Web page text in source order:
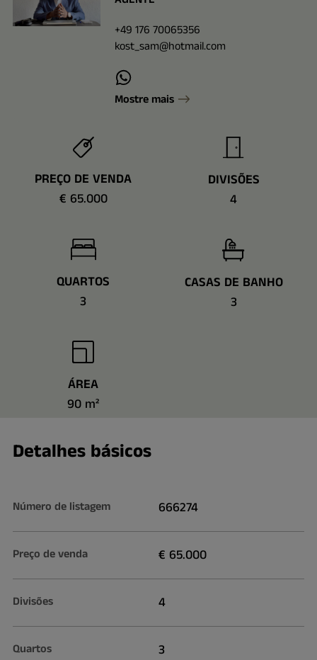
+49 176 70065356
kost_sam@hotmail.com
Mostre mais
PREÇO DE VENDA
€ 65.000
DIVISÕES
4
QUARTOS
3
CASAS DE BANHO
3
ÁREA
90 m²
Detalhes básicos
Número de listagem 666274
Preço de venda € 65.000
Divisões 4
Quartos 3